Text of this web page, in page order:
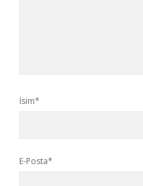
İsim*
E-Posta*